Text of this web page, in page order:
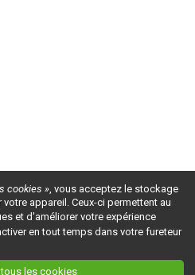
cookies », vous acceptez le stockage
appareil. Ceux-ci permettent au
et d'améliorer votre expérience
en tout temps dans votre fureteur
les cookies